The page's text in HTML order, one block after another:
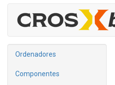
Ordenadores
Componentes